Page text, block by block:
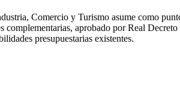
Comercio y Turismo asume como
aprobado por Real
presupuestarias existentes.